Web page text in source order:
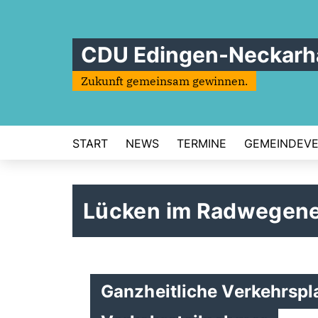
CDU Edingen-
Zukunft gemeinsam gewinnen.
START NEWS TERMINE
Lücken im
Ganzheitliche